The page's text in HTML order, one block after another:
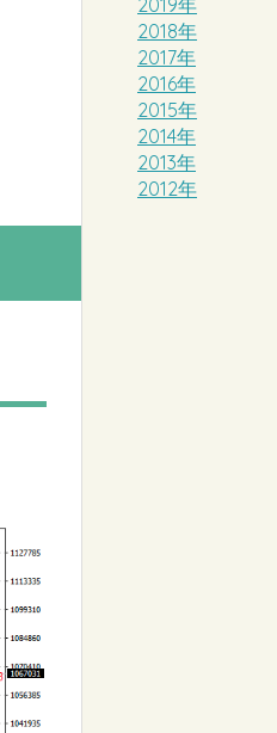
2019年
2018年
2017年
2016年
2015年
2014年
2013年
2012年